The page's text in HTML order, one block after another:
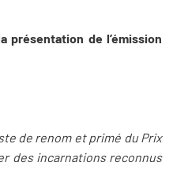
présentation de l’émission
de renom et primé du Prix
des incarnations reconnus